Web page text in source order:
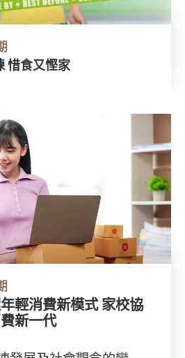
臨期食品識得揀 惜食又慳家
輕消費新模式 家校協
新一代